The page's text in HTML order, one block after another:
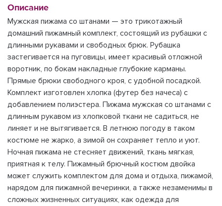
Описание
Мужская пижама со штанами — это трикотажный
домашний пижамный комплект, состоящий из рубашки с
длинными рукавами и свободных брюк. Рубашка
застегивается на пуговицы, имеет красивый отложной
воротник, по бокам накладные глубокие карманы.
Прямые брюки свободного кроя, с удобной посадкой.
Комплект изготовлен хлопка (футер без начеса) с
добавлением полиэстера. Пижама мужская со штанами с
длинным рукавом из хлопковой ткани не садиться, не
линяет и не вытягивается. В летнюю погоду в таком
костюме не жарко, а зимой он сохраняет тепло и уют.
Ночная пижама не стесняет движений, ткань мягкая,
приятная к телу. Пижамный брючный костюм двойка
может служить комплектом для дома и отдыха, пижамой,
нарядом для пижамной вечеринки, а также незаменимы в
сложных жизненных ситуациях, как одежда для